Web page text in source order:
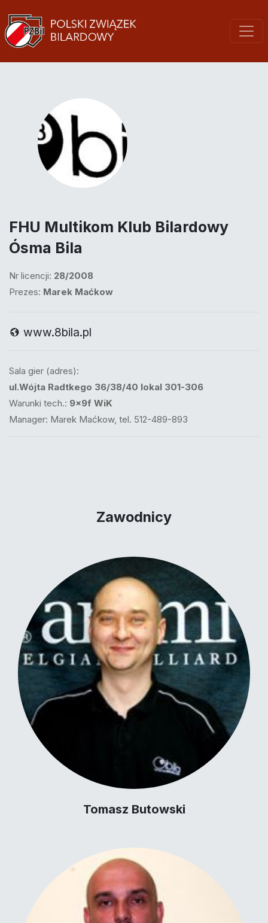
FHU Multikom Klub Bilardowy
Ósma Bila
Nr licencji: 28/2008
Prezes: Marek Maćkow
www.8bila.pl
Sala gier (adres):
ul.Wójta Radtkego 36/38/40 lokal 301-306
Warunki tech.: 9x9f WiK
Manager: Marek Maćkow, tel. 512-489-893
Zawodnicy
Tomasz Butowski